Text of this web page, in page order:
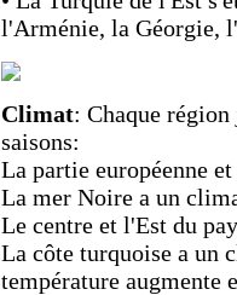
l'Arménie, la Géorgie,
Climat: Chaque
saisons:
La partie européenne
La mer Noire a un
Le centre et l'Est du
La côte turquoise a un
température augmente